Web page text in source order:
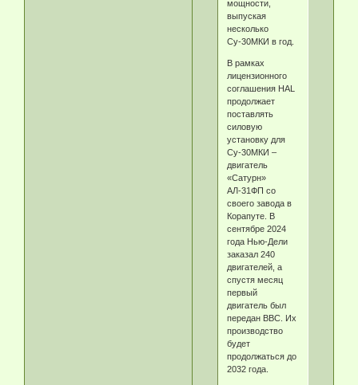
мощности,
выпуская
несколько
Су-30МКИ в год.
В рамках
лицензионного
соглашения HAL
продолжает
поставлять
силовую
установку для
Су-30МКИ –
двигатель
«Сатурн»
АЛ-31ФП со
своего завода в
Корапуте. В
сентябре 2024
года Нью-Дели
заказал 240
двигателей, а
спустя месяц
первый
двигатель был
передан ВВС. Их
производство
будет
продолжаться до
2032 года.